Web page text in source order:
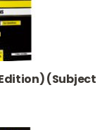
(Subject